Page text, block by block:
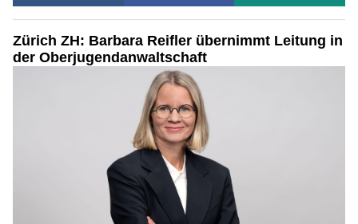
Zürich ZH: Barbara Reifler übernimmt Leitung in
der Oberjugendanwaltschaft